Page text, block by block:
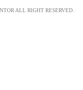
ALL RIGHT RESERVED.